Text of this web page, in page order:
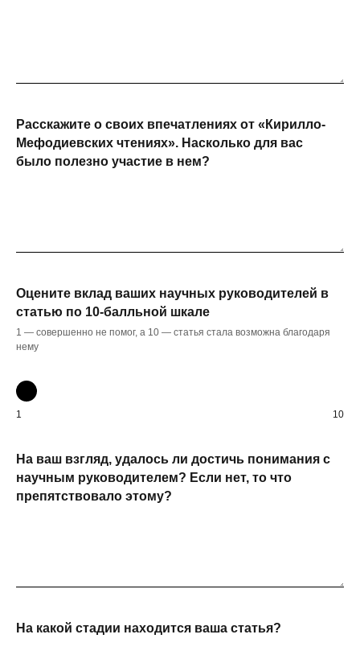
Расскажите о своих впечатлениях от «Кирилло-
Мефодиевских чтениях». Насколько для вас
было полезно участие в нем?
Оцените вклад ваших научных руководителей в
статью по 10-балльной шкале
1 — совершенно не помог, а 10 — статья стала возможна благодаря
нему
1 10
На ваш взгляд, удалось ли достичь понимания с
научным руководителем? Если нет, то что
препятствовало этому?
На какой стадии находится ваша статья?